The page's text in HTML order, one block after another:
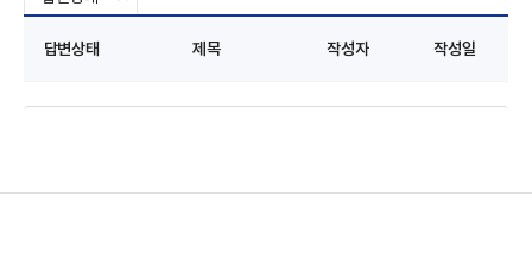
답변상태 제목 작성자 작성일